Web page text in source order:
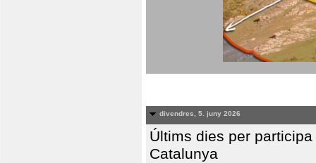
divendres, 5. juny 2026
Últims dies per
Catalunya